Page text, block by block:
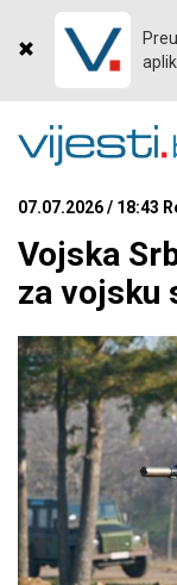
07.07.2026 / 18:43
Vojska
za vojsku